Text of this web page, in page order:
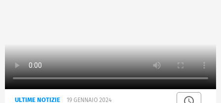
ULTIME NOTIZIE 19 GENNAIO 2024